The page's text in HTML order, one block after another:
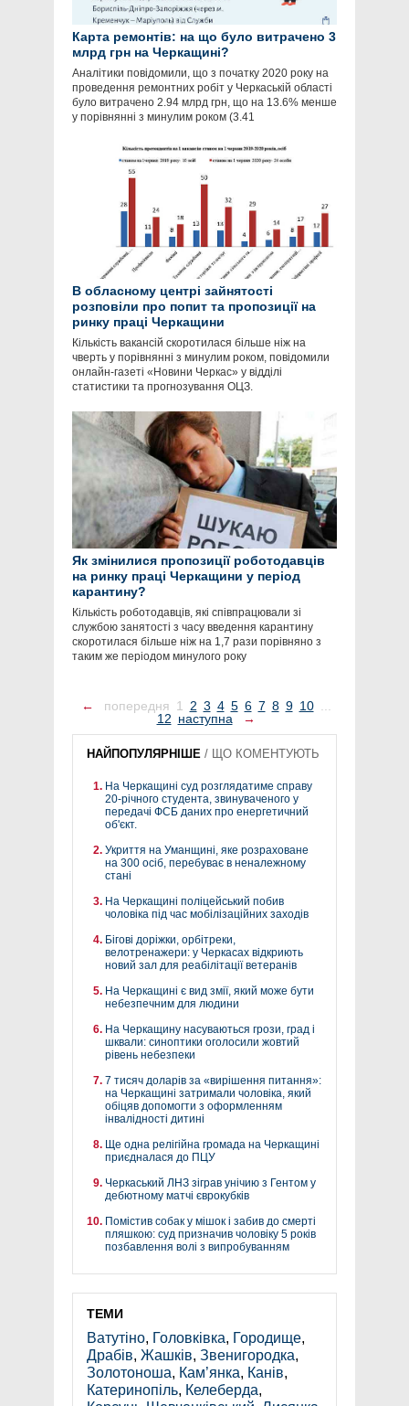
Карта ремонтів: на що було витрачено 3
млрд грн на Черкащині?
Аналітики повідомили, що з початку 2020 року на
проведення ремонтних робіт у Черкаській області
було витрачено 2.94 млрд грн, що на 13.6% менше
у порівнянні з минулим роком (3.41
В обласному центрі зайнятості
розповіли про попит та пропозиції на
ринку праці Черкащини
Кількість вакансій скоротилася більше ніж на
чверть у порівнянні з минулим роком, повідомили
онлайн-газеті «Новини Черкас» у відділі
статистики та прогнозування ОЦЗ.
Як змінилися пропозиції роботодавців
на ринку праці Черкащини у період
карантину?
Кількість роботодавців, які співпрацювали зі
службою занятості з часу введення карантину
скоротилася більше ніж на 1,7 рази порівняно з
таким же періодом минулого року
← попередня 1 2 3 4 5 6 7 8 9 10 ...
12 наступна →
НАЙПОПУЛЯРНІШЕ / ЩО КОМЕНТУЮТЬ
На Черкащині суд розглядатиме справу
20-річного студента, звинуваченого у
передачі ФСБ даних про енергетичний
об'єкт.
Укриття на Уманщині, яке розраховане
на 300 осіб, перебуває в неналежному
стані
На Черкащині поліцейський побив
чоловіка під час мобілізаційних заходів
Бігові доріжки, орбітреки,
велотренажери: у Черкасах відкриють
новий зал для реабілітації ветеранів
На Черкащині є вид змії, який може бути
небезпечним для людини
На Черкащину насуваються грози, град і
шквали: синоптики оголосили жовтий
рівень небезпеки
7 тисяч доларів за «вирішення питання»:
на Черкащині затримали чоловіка, який
обіцяв допомогти з оформленням
інвалідності дитині
Ще одна релігійна громада на Черкащині
приєдналася до ПЦУ
Черкаський ЛНЗ зіграв унічию з Гентом у
дебютному матчі єврокубків
Помістив собак у мішок і забив до смерті
пляшкою: суд призначив чоловіку 5 років
позбавлення волі з випробуванням
ТЕМИ
Ватутіно, Головківка, Городище,
Драбів, Жашків, Звенигородка,
Золотоноша, Кам’янка, Канів,
Катеринопіль, Келеберда,